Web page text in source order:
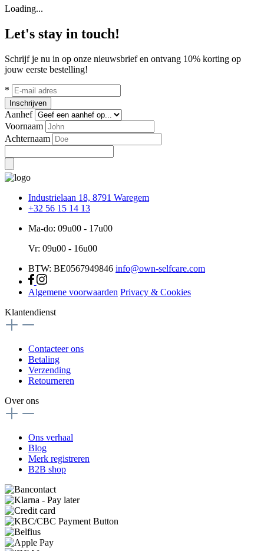
Loading...
Let's stay in touch!
Schrijf je nu in op onze nieuwsbrief en ontvang 10% korting op
jouw eerste bestelling!
*
Inschrijven
Aanhef
Voornaam
Achternaam
Industrielaan 18, 8791 Waregem
+32 56 15 14 13
Ma-do: 09u00 - 17u00
Vr: 09u00 - 16u00
BTW: BE0567949846 info@own-selfcare.com
Algemene voorwaarden Privacy & Cookies
Klantendienst
Contacteer ons
Betaling
Verzending
Retourneren
Over ons
Ons verhaal
Blog
Merk registreren
B2B shop